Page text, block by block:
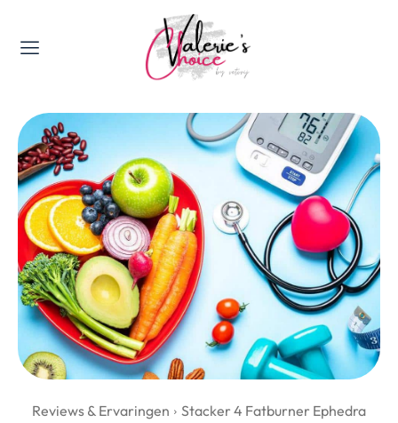
Valerie's Topics
Travel & Culture
Food & Drinks
Happyness & Opmerkelijk
Lifestyle, Sport & Duurzaamheid
Gadgets & Tech
Top 5 van Valerie
Health & Beauty
Huis & Tuin
Nieuws & Media
Over Valerie
Reviews & Ervaringen Stacker 4 Fatburner Ephedra